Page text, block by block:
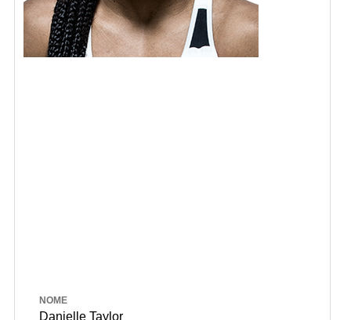
NOME
Danielle Taylor